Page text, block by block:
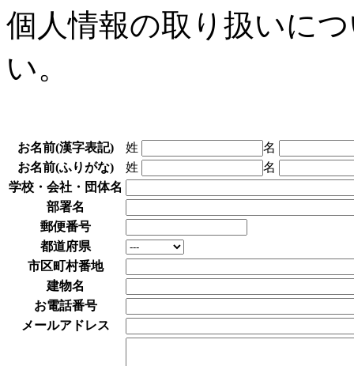
個人情報の取り扱いに
い。
お名前(漢字表記) 姓
名
お名前(ふりがな)
姓
名
学校・会社・団体名
部署名
郵便番号
都道府県
市区町村番地
建物名
お電話番号
メールアドレス